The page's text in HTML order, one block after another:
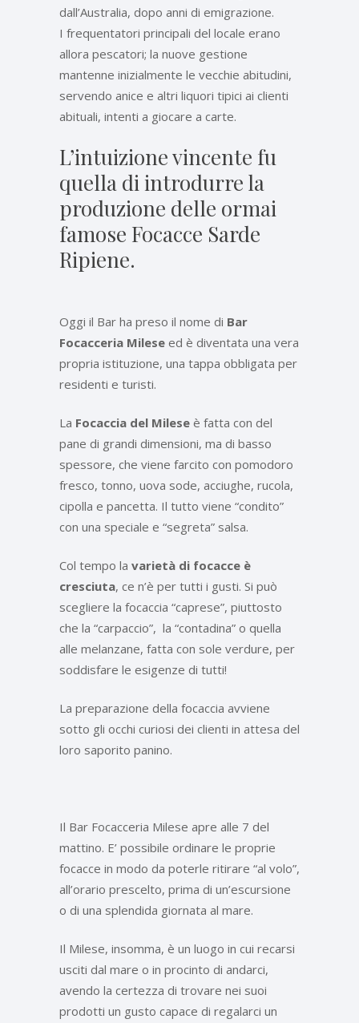
dall’Australia, dopo anni di emigrazione.
I frequentatori principali del locale erano
allora pescatori; la nuove gestione
mantenne inizialmente le vecchie abitudini,
servendo anice e altri liquori tipici ai clienti
abituali, intenti a giocare a carte.
L’intuizione vincente fu
quella di introdurre la
produzione delle ormai
famose Focacce Sarde
Ripiene.
Oggi il Bar ha preso il nome di Bar
Focacceria Milese ed è diventata una vera
propria istituzione, una tappa obbligata per
residenti e turisti.
La Focaccia del Milese è fatta con del
pane di grandi dimensioni, ma di basso
spessore, che viene farcito con pomodoro
fresco, tonno, uova sode, acciughe, rucola,
cipolla e pancetta. Il tutto viene “condito”
con una speciale e “segreta” salsa.
Col tempo la varietà di focacce è
cresciuta, ce n’è per tutti i gusti. Si può
scegliere la focaccia “caprese”, piuttosto
che la “carpaccio”, la “contadina” o quella
alle melanzane, fatta con sole verdure, per
soddisfare le esigenze di tutti!
La preparazione della focaccia avviene
sotto gli occhi curiosi dei clienti in attesa del
loro saporito panino.
Il Bar Focacceria Milese apre alle 7 del
mattino. E’ possibile ordinare le proprie
focacce in modo da poterle ritirare “al volo”,
all’orario prescelto, prima di un’escursione
o di una splendida giornata al mare.
Il Milese, insomma, è un luogo in cui recarsi
usciti dal mare o in procinto di andarci,
avendo la certezza di trovare nei suoi
prodotti un gusto capace di regalarci un